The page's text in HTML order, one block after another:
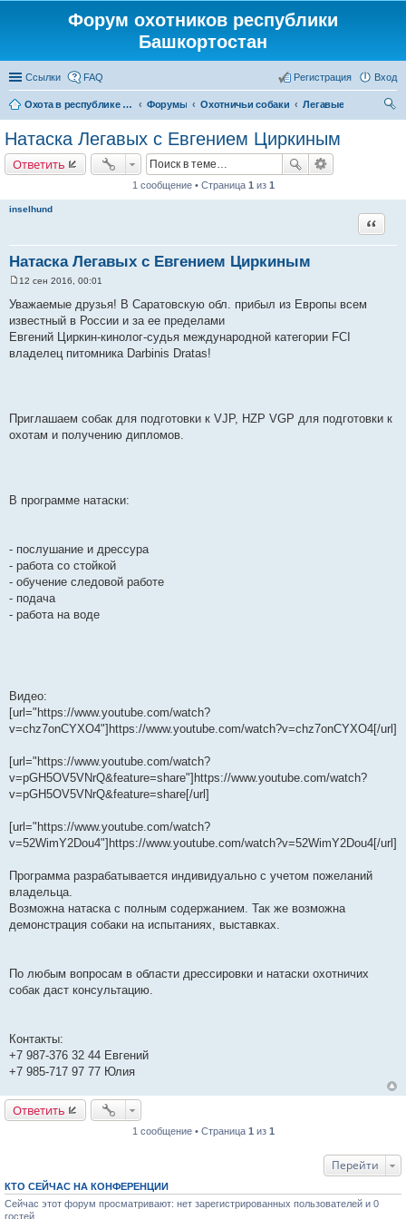
Форум охотников республики
Башкортостан
Ссылки FAQ Вход
Регистрация
Охота в республике Башкортостан Форумы Охотничьи собаки
Легавые
Натаска Легавых с Евгением Циркиным
Ответить
1 сообщение • Страница 1 из 1
inselhund
Натаска Легавых с Евгением Циркиным
Цитата
о
б
е
н
12 сен 2016, 00:01
Уважаемые друзья! В Саратовскую обл. прибыл из Европы всем
известный в России и за ее пределами
Евгений Циркин-кинолог-судья международной категории FCI
владелец питомника Darbinis Dratas!
Приглашаем собак для подготовки к VJP, HZP VGP для подготовки к
охотам и получению дипломов.
В программе натаски:
- послушание и дрессура
- работа со стойкой
- обучение следовой работе
- подача
- работа на воде
Видео:
[url="https://www.youtube.com/watch?
v=chz7onCYXO4"]https://www.youtube.com/watch?v=chz7onCYXO4[/url]
[url="https://www.youtube.com/watch?
v=pGH5OV5VNrQ&feature=share"]https://www.youtube.com/watch?
v=pGH5OV5VNrQ&feature=share[/url]
[url="https://www.youtube.com/watch?
v=52WimY2Dou4"]https://www.youtube.com/watch?v=52WimY2Dou4[/url]
Программа разрабатывается индивидуально с учетом пожеланий
владельца.
Возможна натаска с полным содержанием. Так же возможна
демонстрация собаки на испытаниях, выставках.
По любым вопросам в области дрессировки и натаски охотничих
собак даст консультацию.
Контакты:
+7 987-376 32 44 Евгений
+7 985-717 97 77 Юлия
Ответить
1 сообщение • Страница 1 из 1
Перейти
КТО СЕЙЧАС НА КОНФЕРЕНЦИИ
Сейчас этот форум просматривают: нет зарегистрированных пользователей и 0
гостей